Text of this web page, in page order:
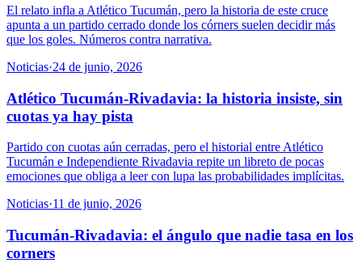
El relato infla a Atlético Tucumán, pero la historia de este cruce
apunta a un partido cerrado donde los córners suelen decidir más
que los goles. Números contra narrativa.
Noticias·24 de junio, 2026
Atlético Tucumán-Rivadavia: la historia insiste, sin
cuotas ya hay pista
Partido con cuotas aún cerradas, pero el historial entre Atlético
Tucumán e Independiente Rivadavia repite un libreto de pocas
emociones que obliga a leer con lupa las probabilidades implícitas.
Noticias·11 de junio, 2026
Tucumán-Rivadavia: el ángulo que nadie tasa en los
corners